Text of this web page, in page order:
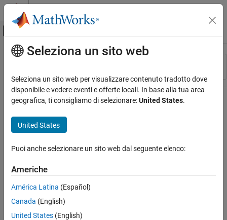
Vai al contenuto
Attiva/disattiva menu di navigazione
Risorsa
Stato
Contenuto principale
Seleziona un sito web
Seleziona un sito web per visualizzare contenuto tradotto dove
disponibile e vedere eventi e offerte locali. In base alla tua area
geografica, ti consigliamo di selezionare:United States.
United States
Puoi anche selezionare un sito web dal seguente elenco:
Americhe
América Latina (Español)
Canada (English)
United States (English)